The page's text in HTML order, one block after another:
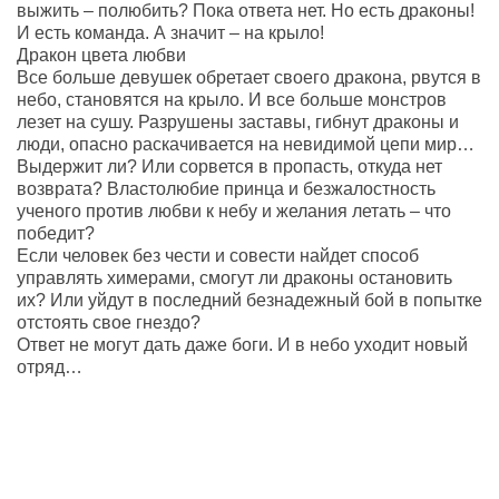
выжить – полюбить? Пока ответа нет. Но есть драконы!
И есть команда. А значит – на крыло!
Дракон цвета любви
Все больше девушек обретает своего дракона, рвутся в
небо, становятся на крыло. И все больше монстров
лезет на сушу. Разрушены заставы, гибнут драконы и
люди, опасно раскачивается на невидимой цепи мир…
Выдержит ли? Или сорвется в пропасть, откуда нет
возврата? Властолюбие принца и безжалостность
ученого против любви к небу и желания летать – что
победит?
Если человек без чести и совести найдет способ
управлять химерами, смогут ли драконы остановить
их? Или уйдут в последний безнадежный бой в попытке
отстоять свое гнездо?
Ответ не могут дать даже боги. И в небо уходит новый
отряд…